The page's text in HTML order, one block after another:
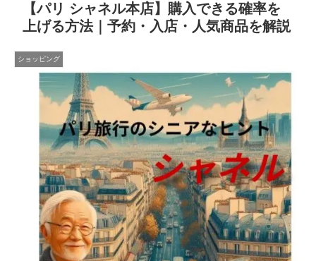
【パリ シャネル本店】購入できる確率を
上げる方法｜予約・入店・人気商品を解説
ショッピング